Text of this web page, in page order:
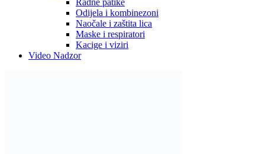
Radne patike
Odijela i kombinezoni
Naočale i zaštita lica
Maske i respiratori
Kacige i viziri
Video Nadzor